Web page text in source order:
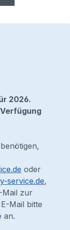
2026.
oder
service.de,
Mail zur
Mail bitte
an.